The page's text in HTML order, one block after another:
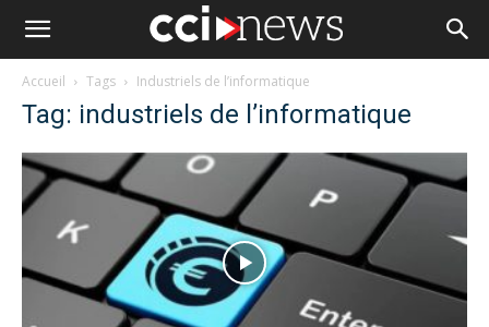
Accueil Tags Industriels de l’informatique
Tag: industriels de l’informatique